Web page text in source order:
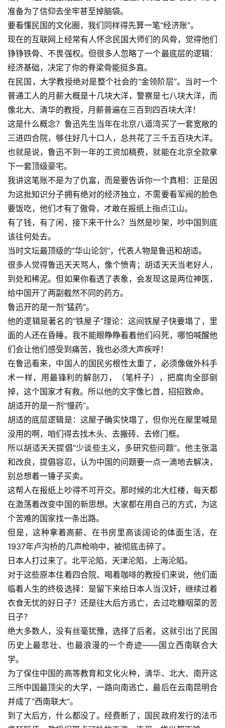
准备为了信仰去坐牢甚至掉脑袋。
要看懂民国的文化圈，我们同样得先算一笔“经济账”。
现在的互联网上经常有人怀念民国大师们的风骨，觉得他们
铮铮铁骨、不畏强权。但很多人忽略了一个最底层的逻辑：
经济基础，决定了你的脊梁骨能挺多直。
在民国，大学教授绝对是整个社会的“金领阶层”。当时一个
普通工人的月薪大概是十几块大洋，警察是七八块大洋，而
像北大、清华的教授，月薪普遍在三百到四百块大洋！
这是什么概念？鲁迅先生当年在北京八道湾买了一套宽敞的
三进四合院，够住好几十口人，总共花了三千五百块大洋。
也就是说，鲁迅不到一年的工资加稿费，就能在北京全款拿
下一套顶级豪宅。
我讲这笔账不是为了仇富，而是要告诉你一个真相：正是因
为这批知识分子拥有绝对的经济独立，不需要看军阀的脸色
要饭吃，他们才有了傲骨，才敢在报纸上指点江山。
有了钱，有了闲，接下来干什么？当然是吵架，吵中国到底
该往何处去。
当时文坛最顶级的“华山论剑”，代表人物是鲁迅和胡适。
很多人觉得鲁迅天天骂人，像个愤青；胡适天天当老好人，
到处和稀泥。但如果你看透了表象，会发现这是两位神医，
给中国开了两副截然不同的药方。
鲁迅开的是一剂“猛药”。
他的逻辑是著名的“铁屋子”理论：这间铁屋子快要塌了，里
面的人还在昏睡。我不能眼睁睁看着他们闷死，哪怕喊醒他
们会让他们感受到痛苦，我也必须大声疾呼！
在鲁迅看来，中国人的国民劣根性太重了，必须像做外科手
术一样，用最锋利的解剖刀，（笔杆子），把腐肉全部剜
掉，这个国家才有救。所以他的文字像匕首，招招致命。
胡适开的是一剂“慢药”。
胡适的底层逻辑是：这屋子确实快塌了，但你光在屋里喊是
没用的啊，咱们得去找木头、去搬砖、去修门框。
所以胡适天天提倡“少谈些主义，多研究些问题”。他主张温
和改良，提倡容忍，认为中国的问题要一点一滴地去解决，
别总想着一锤子买卖。
这帮人在报纸上吵得不可开交。那时候的北大红楼，每天都
在激荡着改变中国的新思想。大家都在用自己的方式，为这
个苦难的国家找一条出路。
但是，这种拿着高薪、在书房里高谈阔论的体面生活，在
1937年卢沟桥的几声枪响中，被彻底击碎了。
日本人打过来了。北平沦陷，天津沦陷，上海沦陷。
对于这些原本住着四合院、喝着咖啡的教授们来说，他们面
临着人生的终极选择：是留下来给日本人当汉奸，继续过着
衣食无忧的好日子？还是往大后方逃亡，去过吃糠咽菜的苦
日子？
绝大多数人，没有丝毫犹豫，选择了后者。这就引出了民国
历史上最悲壮、也最浪漫的一个奇迹——国立西南联合大
学。
为了保住中国的高等教育和文化火种，清华、北大、南开这
三所中国最顶尖的大学，一路向南逃亡，最后在云南昆明合
并成了“西南联大”。
到了大后方，什么都没了。经费断了，国民政府发行的法币